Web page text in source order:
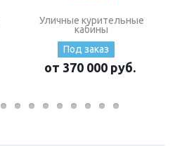
Уличные курительные
кабины
Под заказ
от 370 000 руб.